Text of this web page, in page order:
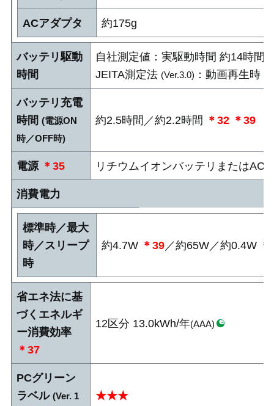
ACアダプタ 約175g
バッテリ駆動
時間
自社測定値：実駆動時間 約14時間
JEITA測定法 (Ver.3.0) ：動画再生時
バッテリ充電
時間(電源ON
時／OFF時)
約2.5時間／約2.2時間 ＊32 ＊39
電源 ＊35 リチウムイオンバッテリまたはAC
消費電力
標準時／最大
時／スリープ
時
約4.7W ＊39／約65W／約0.4W
省エネ法に基
づくエネルギ
ー消費効率
＊37
12区分 13.0kWh/年(AAA)
PCグリーン
ラベル(Ver. 1
★★★